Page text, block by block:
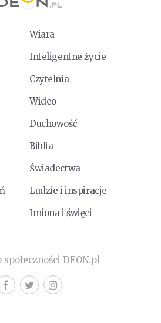
Wiara
Inteligentne życie
Czytelnia
Wideo
Duchowość
Biblia
Świadectwa
Ludzie i inspiracje
Imiona i święci
społeczności DEON.pl